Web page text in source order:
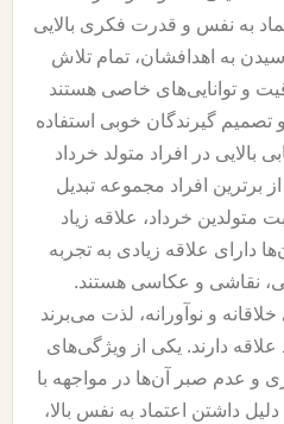
به نفس و قدرت فکری بالایی
به اهدافشان، تمام تلاش
و توانایی‌های خاصی هستند
تصمیم گیرندگان خوبی استفاده
بالایی در افراد متولد خرداد
برترین افراد مجموعه تبدیل
خرداد، علاقه زیاد
دارای علاقه زیادی به تجربه
نقاشی و عکاسی هستند.
و نوآورانه، لذت می‌برند
دارند. یکی از ویژگی‌های
و عدم صبر آن‌ها در مواجهه با
داشتن اعتماد به نفس بالا،